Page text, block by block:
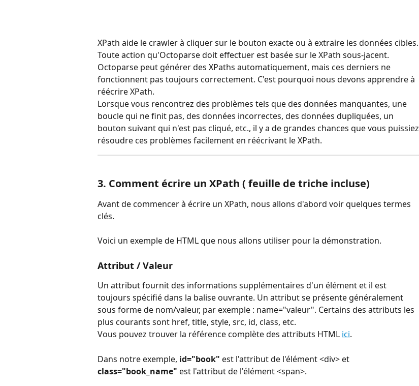
XPath aide le crawler à cliquer sur le bouton exacte ou à extraire les données cibles.
Toute action qu'Octoparse doit effectuer est basée sur le XPath sous-jacent.
Octoparse peut générer des XPaths automatiquement, mais ces derniers ne
fonctionnent pas toujours correctement. C'est pourquoi nous devons apprendre à
réécrire XPath.
Lorsque vous rencontrez des problèmes tels que des données manquantes, une
boucle qui ne finit pas, des données incorrectes, des données dupliquées, un
bouton suivant qui n'est pas cliqué, etc., il y a de grandes chances que vous puissiez
résoudre ces problèmes facilement en réécrivant le XPath.
3. Comment écrire un XPath ( feuille de triche incluse)
Avant de commencer à écrire un XPath, nous allons d'abord voir quelques termes
clés.
Voici un exemple de HTML que nous allons utiliser pour la démonstration.
Attribut / Valeur
Un attribut fournit des informations supplémentaires d'un élément et il est
toujours spécifié dans la balise ouvrante. Un attribut se présente généralement
sous forme de nom/valeur, par exemple : name="valeur". Certains des attributs les
plus courants sont href, title, style, src, id, class, etc.
Vous pouvez trouver la référence complète des attributs HTML ici.
Dans notre exemple, id="book" est l'attribut de l'élément <div> et
class="book_name" est l'attribut de l'élément <span>.